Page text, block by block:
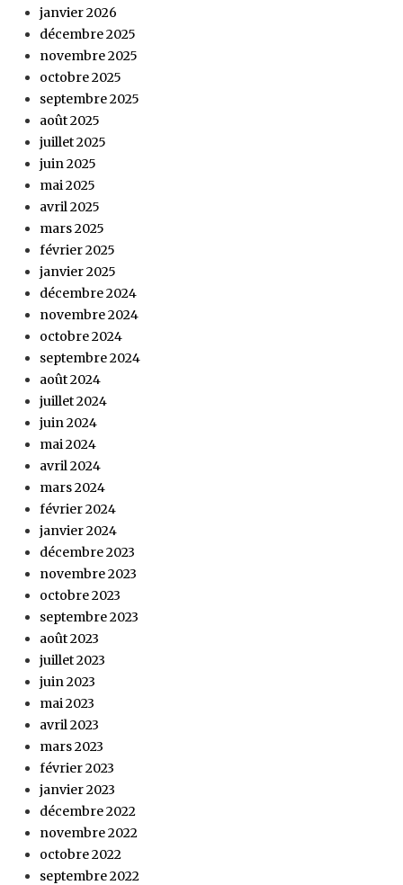
janvier 2026
décembre 2025
novembre 2025
octobre 2025
septembre 2025
août 2025
juillet 2025
juin 2025
mai 2025
avril 2025
mars 2025
février 2025
janvier 2025
décembre 2024
novembre 2024
octobre 2024
septembre 2024
août 2024
juillet 2024
juin 2024
mai 2024
avril 2024
mars 2024
février 2024
janvier 2024
décembre 2023
novembre 2023
octobre 2023
septembre 2023
août 2023
juillet 2023
juin 2023
mai 2023
avril 2023
mars 2023
février 2023
janvier 2023
décembre 2022
novembre 2022
octobre 2022
septembre 2022